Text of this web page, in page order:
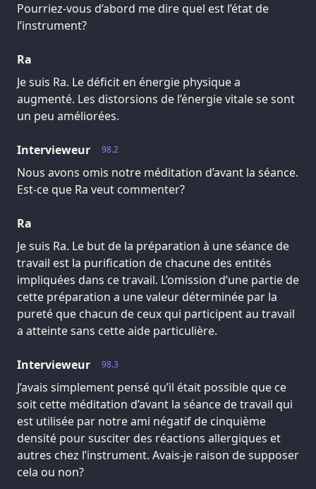
Pourriez-vous d’abord me dire quel est l’état de
l’instrument?
Ra
Je suis Ra. Le déficit en énergie physique a
augmenté. Les distorsions de l’énergie vitale se sont
un peu améliorées.
98.2
Intervieweur
Nous avons omis notre méditation d’avant la séance.
Est-ce que Ra veut commenter?
Ra
Je suis Ra. Le but de la préparation à une séance de
travail est la purification de chacune des entités
impliquées dans ce travail. L’omission d’une partie de
cette préparation a une valeur déterminée par la
pureté que chacun de ceux qui participent au travail
a atteinte sans cette aide particulière.
98.3
Intervieweur
J’avais simplement pensé qu’il était possible que ce
soit cette méditation d’avant la séance de travail qui
est utilisée par notre ami négatif de cinquième
densité pour susciter des réactions allergiques et
autres chez l’instrument. Avais-je raison de supposer
cela ou non?